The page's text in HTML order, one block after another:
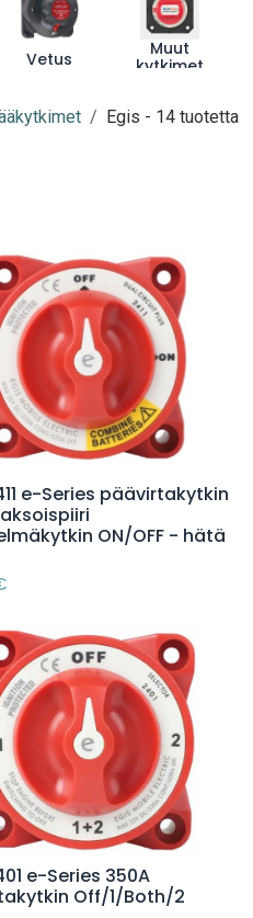
Vetus
Muut
kytkimet
Egis - 14 tuotetta
Lisää ostoskoriin
e-Series päävirtakytkin
ON/OFF - hätä
Lisää ostoskoriin
e-Series 350A
Off/1/Both/2